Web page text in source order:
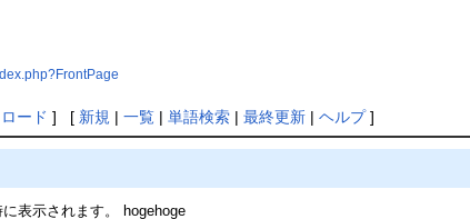
ロード ] [ 新規 | 一覧| 単語検索| 最終更新| ヘルプ]
表示されます。 hogehoge